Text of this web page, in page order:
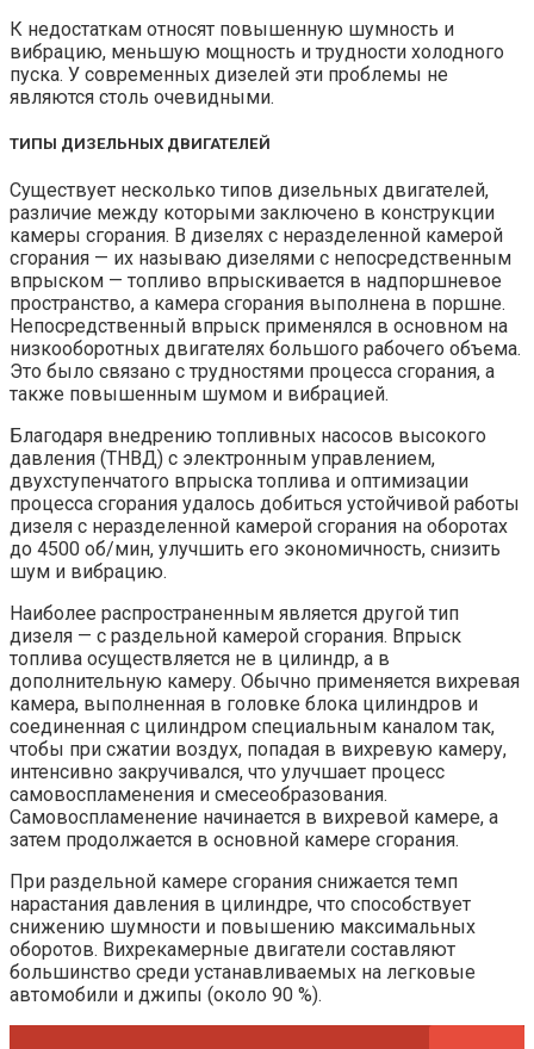
К недостаткам относят повышенную шумность и
вибрацию, меньшую мощность и трудности холодного
пуска. У современных дизелей эти проблемы не
являются столь очевидными.
ТИПЫ ДИЗЕЛЬНЫХ ДВИГАТЕЛЕЙ
Существует несколько типов дизельных двигателей,
различие между которыми заключено в конструкции
камеры сгорания. В дизелях с неразделенной камерой
сгорания — их называю дизелями с непосредственным
впрыском — топливо впрыскивается в надпоршневое
пространство, а камера сгорания выполнена в поршне.
Непосредственный впрыск применялся в основном на
низкооборотных двигателях большого рабочего объема.
Это было связано с трудностями процесса сгорания, а
также повышенным шумом и вибрацией.
Благодаря внедрению топливных насосов высокого
давления (ТНВД) с электронным управлением,
двухступенчатого впрыска топлива и оптимизации
процесса сгорания удалось добиться устойчивой работы
дизеля с неразделенной камерой сгорания на оборотах
до 4500 об/мин, улучшить его экономичность, снизить
шум и вибрацию.
Наиболее распространенным является другой тип
дизеля — с раздельной камерой сгорания. Впрыск
топлива осуществляется не в цилиндр, а в
дополнительную камеру. Обычно применяется вихревая
камера, выполненная в головке блока цилиндров и
соединенная с цилиндром специальным каналом так,
чтобы при сжатии воздух, попадая в вихревую камеру,
интенсивно закручивался, что улучшает процесс
самовоспламенения и смесеобразования.
Самовоспламенение начинается в вихревой камере, а
затем продолжается в основной камере сгорания.
При раздельной камере сгорания снижается темп
нарастания давления в цилиндре, что способствует
снижению шумности и повышению максимальных
оборотов. Вихрекамерные двигатели составляют
большинство среди устанавливаемых на легковые
автомобили и джипы (около 90 %).